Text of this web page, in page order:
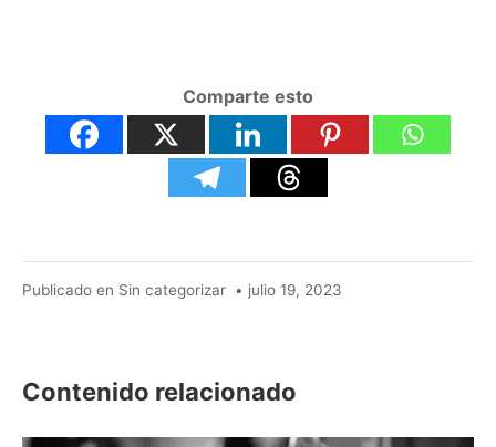
Comparte esto
Publicado en Sin categorizar • julio 19, 2023
Contenido relacionado